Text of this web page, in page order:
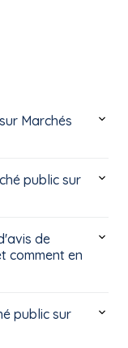
Marchés
public sur
de
comment en
public sur